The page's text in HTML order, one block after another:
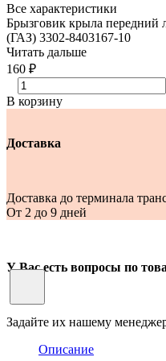
Все характеристики
Брызговик крыла передний
(ГАЗ) 3302-8403167-10
Читать дальше
160 ₽
В корзину
Доставка
Доставка до терминала
От 2 до 9 дней
У Вас есть вопросы по
Задайте их нашему
Описание